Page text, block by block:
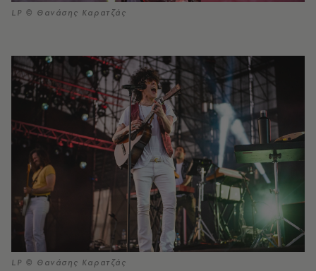
LP © Θανάσης Καρατζάς
LP © Θανάσης Καρατζάς